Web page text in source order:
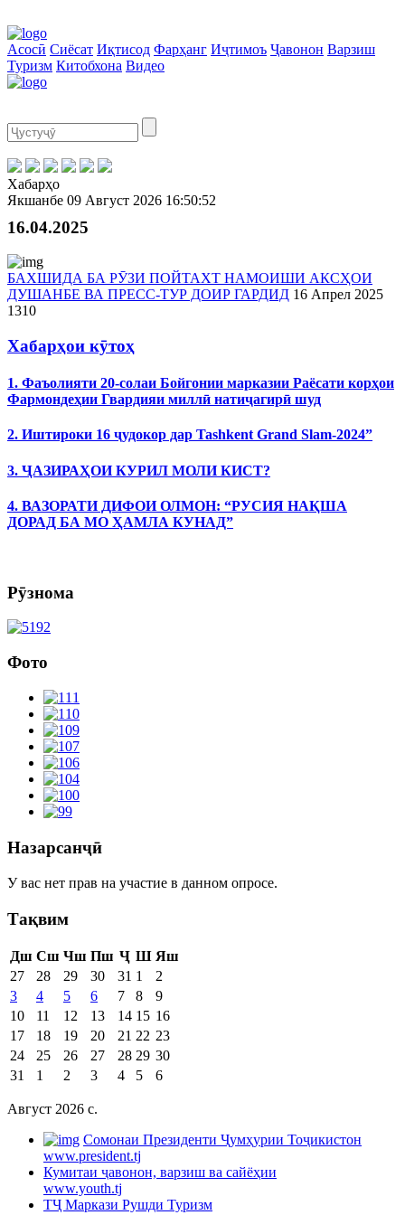
Асосӣ Сиёсат Иқтисод Фарҳанг Иҷтимоъ Ҷавонон Варзиш
Туризм Китобхона Видео
Хабарҳо
Якшанбе 09 Август 2026 16:50:52
16.04.2025
БАХШИДА БА РӮЗИ ПОЙТАХТ НАМОИШИ АКСҲОИ
ДУШАНБЕ ВА ПРЕСС-ТУР ДОИР ГАРДИД 16 Апрел 2025
1310
Хабарҳои кӯтоҳ
1. Фаъолияти 20-солаи Бойгонии марказии Раёсати корҳои
Фармондеҳии Гвардияи миллӣ натиҷагирӣ шуд
2. Иштироки 16 ҷудокор дар Tashkent Grand Slam-2024”
3. ҶАЗИРАҲОИ КУРИЛ МОЛИ КИСТ?
4. ВАЗОРАТИ ДИФОИ ОЛМОН: “РУСИЯ НАҚША
ДОРАД БА МО ҲАМЛА КУНАД”
Рӯзнома
Фото
Назарсанҷӣ
У вас нет прав на участие в данном опросе.
Тақвим
Дш Сш Чш Пш Ҷ Ш Яш
27
28 29 30 31 1
2
3
4 5 6 7 8
9
10
11 12 13 14 15 16
17
18 19 20 21 22 23
24
25 26 27 28 29 30
31
1 2 3 4 5 6
Август 2026 c.
Cомонаи Президенти Ҷумҳурии Тоҷикистон
www.president.tj
Кумитаи ҷавонон, варзиш ва сайёҳии
www.youth.tj
ТҶ Маркази Рушди Туризм